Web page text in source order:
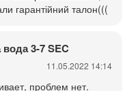
гарантійний талон(((
3-7 SEC
11.05.2022 14:14
проблем нет.